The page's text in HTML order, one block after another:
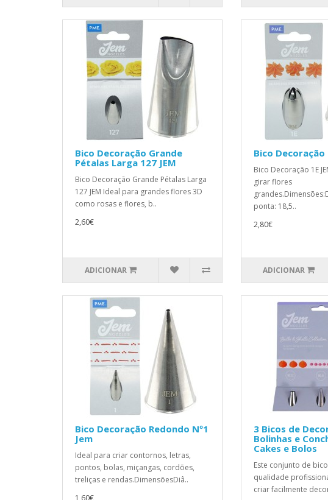
Bico Decoração Grande
Pétalas Larga 127 JEM
Bico Decoração Grande Pétalas Larga
127 JEM Ideal para grandes flores 3D
como rosas e flores, b..
2,60€
ADICIONAR
Bico Decoração
Bico Decoração 1E
girar flores
ponta: 18,5..
2,80€
ADICIONAR
Bico Decoração Redondo Nº1
Jem
Ideal para criar contornos, letras,
pontos, bolas, miçangas, cordões,
treliças e rendas.DimensõesDiâ..
1,60€
3 Bicos de
Bolinhas e
Cakes e Bolos
Este conjunto de
qualidade
criar facilmente